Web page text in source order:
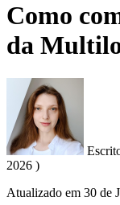
Como
da
2026 )
Atualizado em 30 de